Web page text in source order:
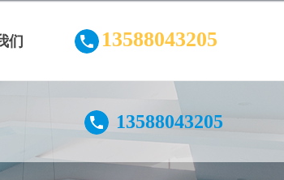
13588043205
们
13588043205